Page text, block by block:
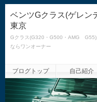
ベンツGクラス(ゲレン
東京
Gクラス(G320・G500・AMG G55)
ならワンオーナー
ブログトップ 自己紹介